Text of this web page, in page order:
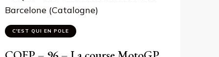
C'EST QUI EN POLE